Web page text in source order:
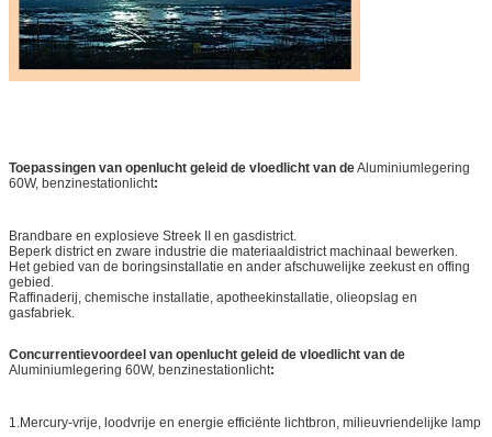
Toepassingen van openlucht geleid de vloedlicht van deAluminiumlegering
60W, benzinestationlicht:
Brandbare en explosieve Streek II en gasdistrict.
Beperk district en zware industrie die materiaaldistrict machinaal bewerken.
Het gebied van de boringsinstallatie en ander afschuwelijke zeekust en offing
gebied.
Raffinaderij, chemische installatie, apotheekinstallatie, olieopslag en
gasfabriek.
Concurrentievoordeel van openlucht geleid de vloedlicht van de
Aluminiumlegering 60W, benzinestationlicht:
1.Mercury-vrije, loodvrije en energie efficiënte lichtbron, milieuvriendelijke lamp